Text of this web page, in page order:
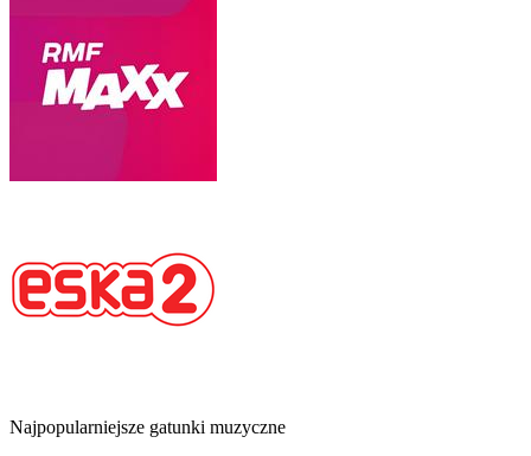
Najpopularniejsze gatunki muzyczne